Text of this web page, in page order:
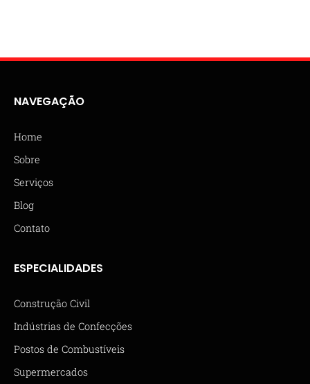
NAVEGAÇÃO
Home
Sobre
Serviços
Blog
Contato
ESPECIALIDADES
Construção Civil
Indústrias de Confecções
Postos de Combustíveis
Supermercados